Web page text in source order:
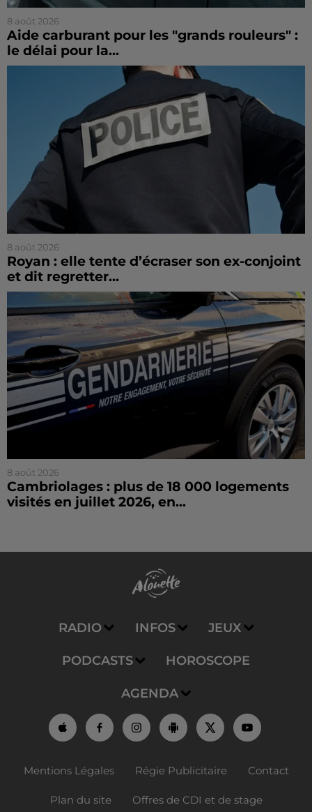
8 août 2026
Aide carburant pour les "grands rouleurs" :
le délai pour la...
8 août 2026
Royan : elle tente d’écraser son ex-conjoint
et dit regretter...
8 août 2026
Cambriolages : plus de 18 000 logements
visités en juillet 2026, en...
RADIO INFOS JEUX
PODCASTS HOROSCOPE
AGENDA
Mentions Légales Régie Publicitaire Contact
Plan du site Offres de CDI et de stage